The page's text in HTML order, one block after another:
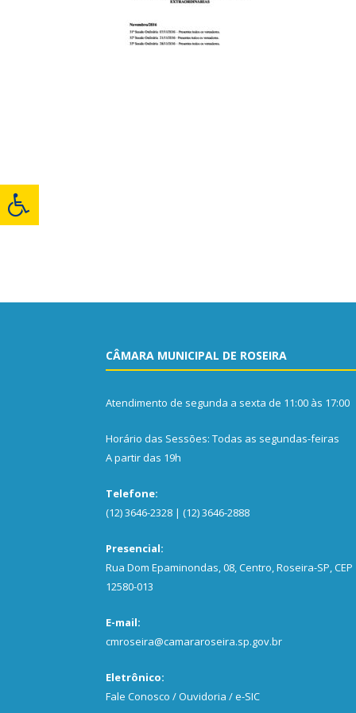
CÂMARA MUNICIPAL DE ROSEIRA
Atendimento de segunda a sexta de 11:00 às 17:00
Horário das Sessões: Todas as segundas-feiras
A partir das 19h
Telefone:
(12) 3646-2328 | (12) 3646-2888
Presencial:
Rua Dom Epaminondas, 08, Centro, Roseira-SP, CEP
12580-013
E-mail:
cmroseira@camararoseira.sp.gov.br
Eletrônico:
Fale Conosco / Ouvidoria / e-SIC